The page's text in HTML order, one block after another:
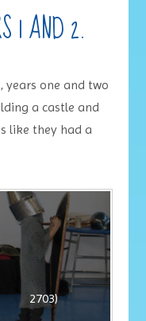
1 AND 2.
years one and two
a castle and
like they had a
2703)